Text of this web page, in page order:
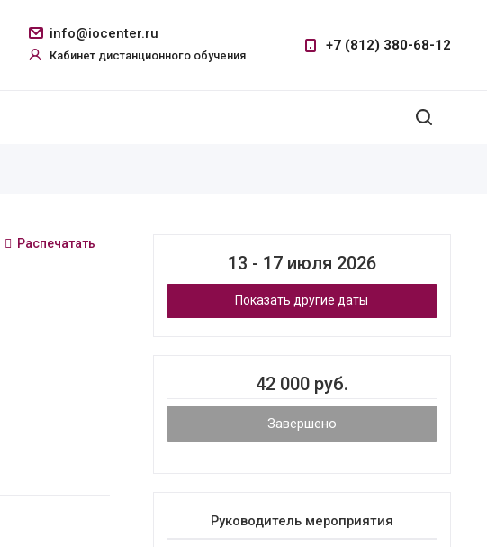
info@iocenter.ru
Кабинет дистанционного обучения
+7 (812) 380-68-12
Распечатать
13 - 17 июля 2026
Показать другие даты
42 000 руб.
Завершено
Руководитель мероприятия